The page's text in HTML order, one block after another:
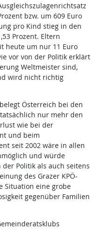
bzw. um 609 Euro
pro Kind stieg in den
Prozent. Eltern
heute um nur 11 Euro
vor von der Politik erklärt
Weltmeister sind,
wird nicht richtig
Österreich bei den
nur mehr den
wie bei der
und beim
seit 2002 wäre in allen
und würde
Politik als auch seitens
des Grazer KPÖ-
Situation eine grobe
gegenüber Familien